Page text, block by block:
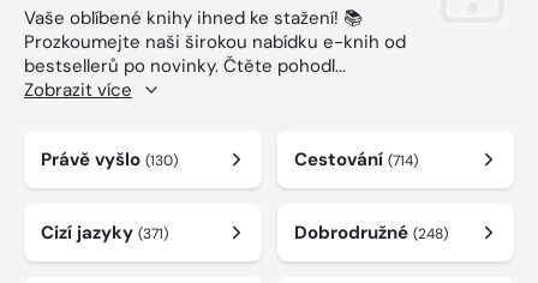
Vaše oblíbené knihy ihned ke stažení! 📚
Prozkoumejte naši širokou nabídku e-knih od
bestsellerů po novinky. Čtěte pohodl...
Zobrazit více
Právě vyšlo (130) Cestování (714)
Cizí jazyky (371) Dobrodružné (248)